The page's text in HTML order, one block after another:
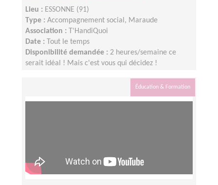
Lieu : ESSONNE (91)
Type : Accompagnement social, Maraude
Association :
T'HandiQuoi
Date :
Tout le temps
Disponibilité demandée : 2 heures/semaine ce
serait idéal ! Mais c'est vous qui décidez !
Éducation & Formation